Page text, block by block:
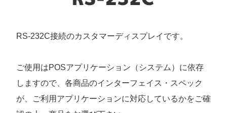
RS-232C接続のカスタマーディスプレイです。
ご使用はPOSアプリケーション（システム）に依存
しますので、各商品のインターフェイス・スペック
が、ご利用アプリケーションに対応しているかをご確